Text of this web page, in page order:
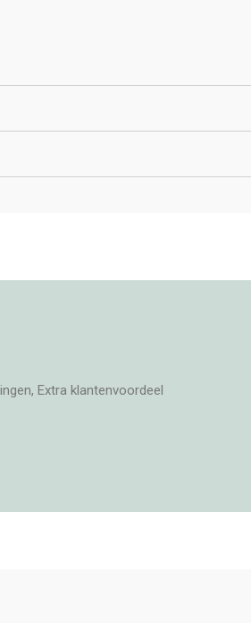
Extra klantenvoordeel